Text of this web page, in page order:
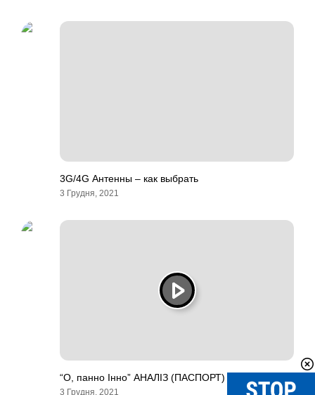
3G/4G Антенны – как выбрать
3 Грудня, 2021
“О, панно Інно” АНАЛІЗ (ПАСПОРТ) Павло Тичина
3 Грудня, 2021